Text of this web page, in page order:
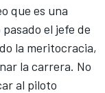
que es una
el jefe de
la meritocracia,
la carrera. No
al piloto